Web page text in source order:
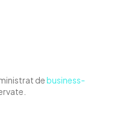
debusiness-